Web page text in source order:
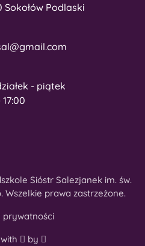
Sokołów Podlaski
- piątek
Sióstr Salezjanek im. św.
Wszelkie prawa zastrzeżone.
prywatności
by